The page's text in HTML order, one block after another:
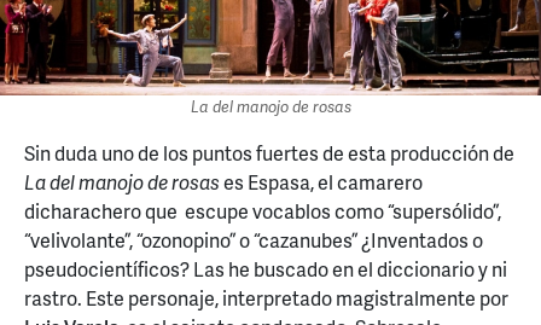
La del manojo de rosas
Sin duda uno de los puntos fuertes de esta producción de
La del manojo de rosases Espasa, el camarero
dicharachero que escupe vocablos como “supersólido”,
“velivolante”, “ozonopino” o “cazanubes” ¿Inventados o
pseudocientíficos? Las he buscado en el diccionario y ni
rastro. Este personaje, interpretado magistralmente por